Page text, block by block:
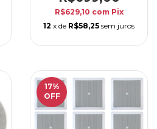
R$629,10 com Pix
12 x de R$58,25 sem juros
17%
OFF